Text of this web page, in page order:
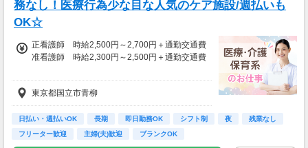
年収600万円／32歳／入社5年目
年収790万円／36歳／入社9年目
務なし！医療行為少な目な人気のケア施設/週払いも
OK☆
正看護師 時給2,500円～2,700円＋通勤交通費
准看護師 時給2,300円～2,500円＋通勤交通費
※経験資格によって変動有
※週払い利用可能
月収例：時給2700円、1日8h、22日勤務=47万
5200円
東京都国立市青柳
日払い・週払いOK 長期 即日勤務OK シフト制 夜
残業なし
フリーター歓迎
主婦(夫)歓迎 ブランクOK